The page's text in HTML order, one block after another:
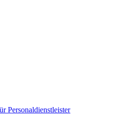
Personaldienstleister